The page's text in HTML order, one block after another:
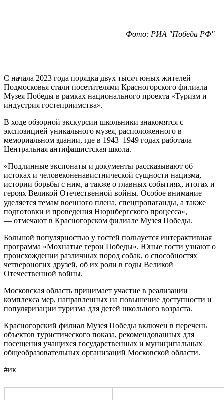
Фото: РИА "Победа РФ"
С начала 2023 года порядка двух тысяч юных жителей
Подмосковья стали посетителями Красногорского филиала
Музея Победы в рамках национального проекта «Туризм и
индустрия гостеприимства».
В ходе обзорной экскурсии школьники знакомятся с
экспозицией уникального музея, расположенного в
мемориальном здании, где в 1943–1949 годах работала
Центральная антифашистская школа.
«Подлинные экспонаты и документы рассказывают об
истоках и человеконенавистнической сущности нацизма,
истории борьбы с ним, а также о главных событиях, итогах и
героях Великой Отечественной войны. Особое внимание
уделяется темам военного плена, спецпропаганды, а также
подготовки и проведения Нюрнбергского процесса»,
— отмечают в Красногорском филиале Музея Победы.
Большой популярностью у гостей пользуется интерактивная
программа «Мохнатые герои Победы». Юные гости узнают о
происхождении различных пород собак, о способностях
четвероногих друзей, об их роли в годы Великой
Отечественной войны.
Московская область принимает участие в реализации
комплекса мер, направленных на повышение доступности и
популяризации туризма для детей школьного возраста.
Красногорский филиал Музея Победы включен в перечень
объектов туристического показа, рекомендованных для
посещения учащихся государственных и муниципальных
общеобразовательных организаций Московской области.
#ик